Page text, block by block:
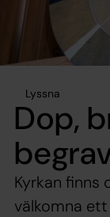
Lyssna
Dop,
Kyrkan finns
välkomna